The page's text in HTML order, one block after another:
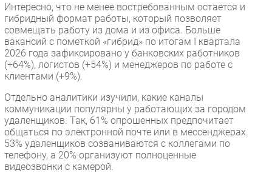
Интервью
Мероприятия
Проекты
IT класс
Тестовый стенд
Каталог компаний
Интересно, что не менее востребованным остается и
гибридный формат работы, который позволяет
совмещать работу из дома и из офиса. Больше
вакансий с пометкой «гибрид» по итогам I квартала
2026 года зафиксировано у банковских работников
(+64%), логистов (+54%) и менеджеров по работе с
клиентами (+9%).
Отдельно аналитики изучили, какие каналы
коммуникации популярны у работающих за городом
удаленщиков. Так, 61% опрошенных предпочитает
общаться по электронной почте или в мессенджерах.
53% удаленщиков созваниваются с коллегами по
телефону, а 20% организуют полноценные
видеозвонки с камерой.